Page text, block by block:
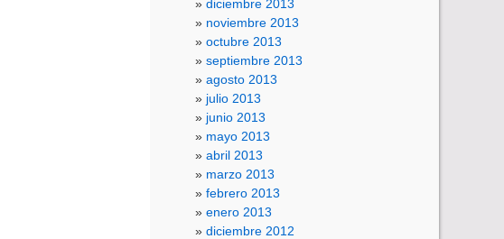
diciembre 2013
noviembre 2013
octubre 2013
septiembre 2013
agosto 2013
julio 2013
junio 2013
mayo 2013
abril 2013
marzo 2013
febrero 2013
enero 2013
diciembre 2012